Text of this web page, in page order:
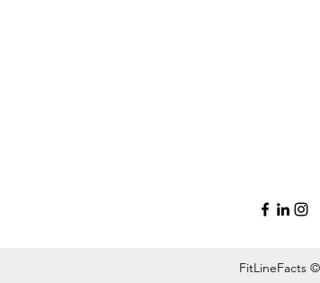
FitLineFacts